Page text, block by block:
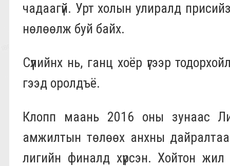
чадаагүй. Урт холын улиралд
нөлөөлж буй байх.
Сүүлийнх нь, ганц хоёр үгээр
гээд оролдъё.
Клопп маань 2016 оны зунаас
амжилтын төлөөх анхны дайралтаа
лигийн финалд хүрсэн. Хойтон